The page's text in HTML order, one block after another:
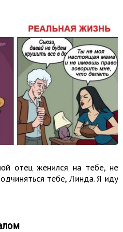
отец женился на тебе, не
тебе, Линда. Я иду